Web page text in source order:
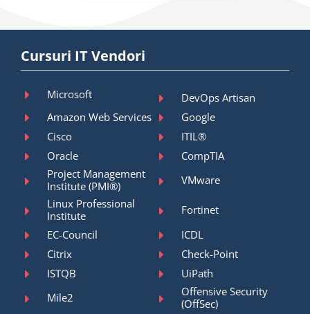
Cursuri IT Vendori
Microsoft
DevOps Artisan
Amazon Web Services
Google
Cisco
ITIL®
Oracle
CompTIA
Project Management
Institute (PMI®)
VMware
Linux Professional
Institute
Fortinet
EC-Council
ICDL
Citrix
Check-Point
ISTQB
UiPath
Mile2
Offensive Security
(OffSec)